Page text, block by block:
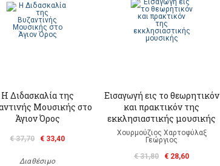
Η Διδασκαλία της
Μουσικής στο
Άγιον Όρος
€ 37,70 € 33,40
Διαθέσιμο
Εισαγωγή εις το θεωρητικόν
και πρακτικόν της
εκκλησιαστικής μουσικής
Χουρμούζιος Χαρτοφύλαξ
Γεώργιος
€ 31,80
€ 28,60